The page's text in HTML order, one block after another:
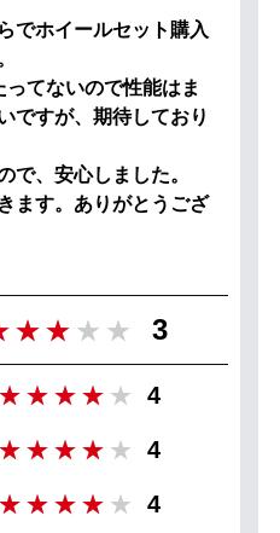
でホイールセット購入
てないので性能はま
ですが、期待しており
で、安心しました。
ます。ありがとうござ
3
4
4
4